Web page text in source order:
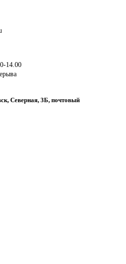
14.00
Северная, 3Б, почтовый